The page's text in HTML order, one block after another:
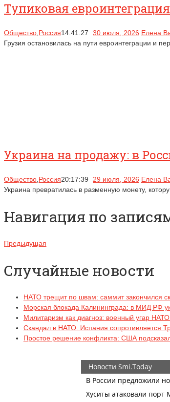
Тупиковая
Общество,Россия14:41:27 30 июля, 2026 Елена
Грузия остановилась на пути евроинтеграции и
Украина на продажу: в
Общество,Россия20:17:39 29 июля, 2026 Елена
Украина превратилась в разменную монету,
Навигация по
Предыдущая
Случайные новости
НАТО трещит по швам: саммит закончился
Морская блокада Калининграда: в МИД РФ
Милитаризм как диагноз: военный угар
Скандал в НАТО: Испания сопротивляется
Простое решение конфликта: США